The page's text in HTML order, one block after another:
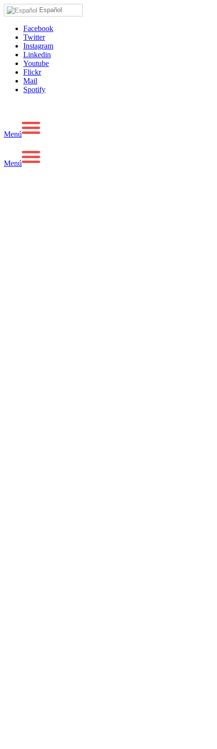
Español
Facebook
Twitter
Instagram
Linkedin
Youtube
Flickr
Mail
Spotify
Menú
Menú